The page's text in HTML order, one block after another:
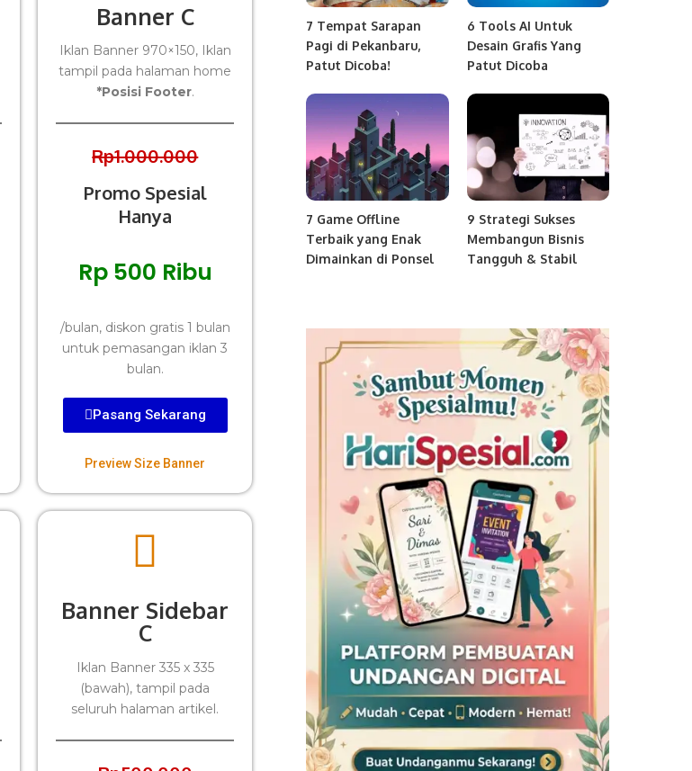
Banner C
Iklan Banner 970×150, Iklan
tampil pada halaman home
*Posisi Footer.
Rp1.000.000
Promo Spesial
Hanya
Rp 500 Ribu
/bulan, diskon gratis 1 bulan
untuk pemasangan iklan 3
bulan.
Pasang Sekarang
Preview Size Banner
Banner Sidebar
C
Iklan Banner 335 x 335
(bawah), tampil pada
seluruh halaman artikel.
7 Tempat Sarapan
Pagi di Pekanbaru,
Patut Dicoba!
6 Tools AI Untuk
Desain Grafis Yang
Patut Dicoba
7 Game Offline
Terbaik yang Enak
Dimainkan di Ponsel
9 Strategi Sukses
Membangun Bisnis
Tangguh & Stabil